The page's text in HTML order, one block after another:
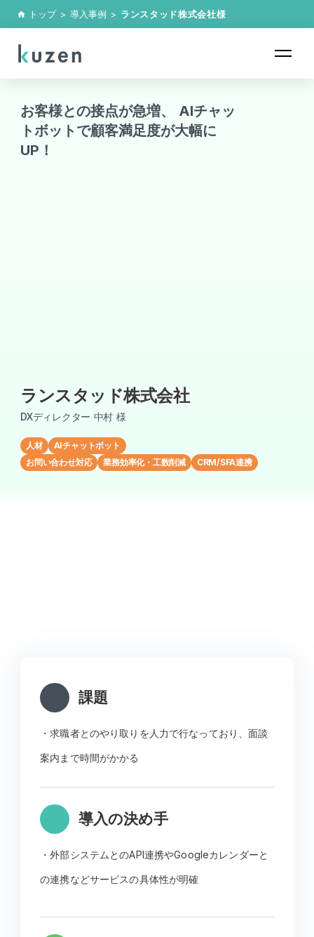
home トップ > 導入事例 > ランスタッド株式会社様
お客様との接点が急増、 AIチャッ
トボットで顧客満足度が大幅に
UP！
ランスタッド株式会社
DXディレクター 中村 様
人材
AIチャットボット
お問い合わせ対応
業務効率化・工数削減 CRM/SFA連携
課題
・求職者とのやり取りを人力で行なっており、面談
案内まで時間がかかる
導入の決め手
・外部システムとのAPI連携やGoogleカレンダーと
の連携などサービスの具体性が明確